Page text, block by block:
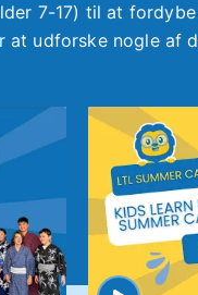
7-17) til at
at udforske nogle af